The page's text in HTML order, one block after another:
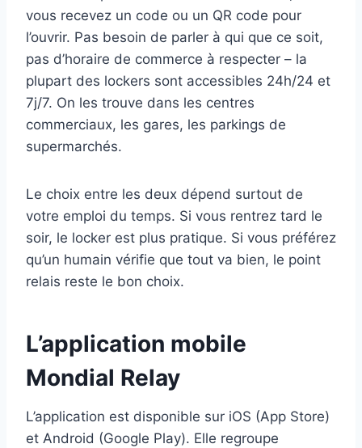
vous recevez un code ou un QR code pour
l’ouvrir. Pas besoin de parler à qui que ce soit,
pas d’horaire de commerce à respecter – la
plupart des lockers sont accessibles 24h/24 et
7j/7. On les trouve dans les centres
commerciaux, les gares, les parkings de
supermarchés.
Le choix entre les deux dépend surtout de
votre emploi du temps. Si vous rentrez tard le
soir, le locker est plus pratique. Si vous préférez
qu’un humain vérifie que tout va bien, le point
relais reste le bon choix.
L’application mobile
Mondial Relay
L’application est disponible sur iOS (App Store)
et Android (Google Play). Elle regroupe